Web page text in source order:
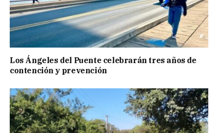
Los Ángeles del Puente celebrarán tres años de
contención y prevención